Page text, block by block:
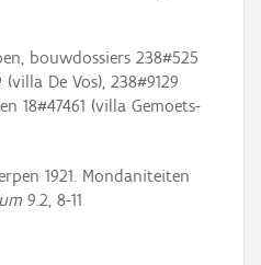
bouwdossiers 238#525
(villa De Vos), 238#9129
18#47461 (villa Gemoets-
1921. Mondaniteiten
9.2, 8-11